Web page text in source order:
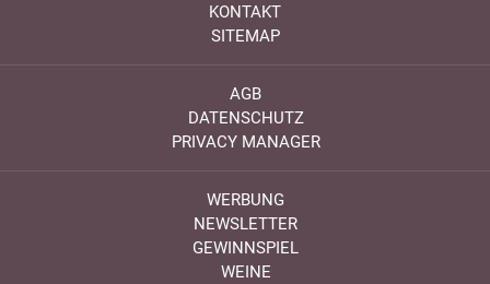
KONTAKT
SITEMAP
AGB
DATENSCHUTZ
PRIVACY MANAGER
WERBUNG
NEWSLETTER
GEWINNSPIEL
WEINE